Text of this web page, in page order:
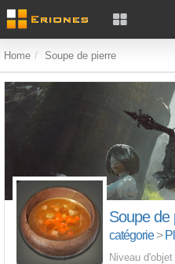
Home Soupe de pierre
Soupe de
catégorie>
Niveau d'objet